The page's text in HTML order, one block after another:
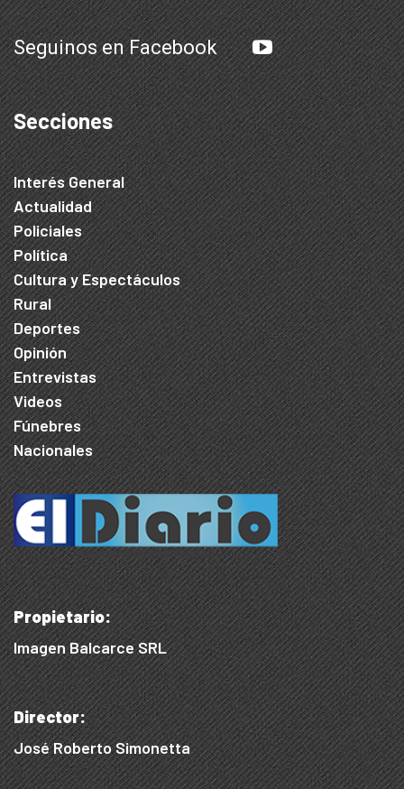
Seguinos en Facebook
Secciones
Interés General
Actualidad
Policiales
Política
Cultura y Espectáculos
Rural
Deportes
Opinión
Entrevistas
Videos
Fúnebres
Nacionales
Propietario:
Imagen Balcarce SRL
Director:
José Roberto Simonetta